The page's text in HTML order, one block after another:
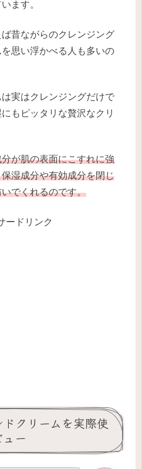
ます。
昔ながらのクレンジング
思い浮かべる人も多いの
実はクレンジングだけで
もピッタリな贅沢なクリ
が肌の表面にこすれに強
湿成分や有効成分を閉じ
でくれるのです。
ードリンク
クリームを実際使
ー